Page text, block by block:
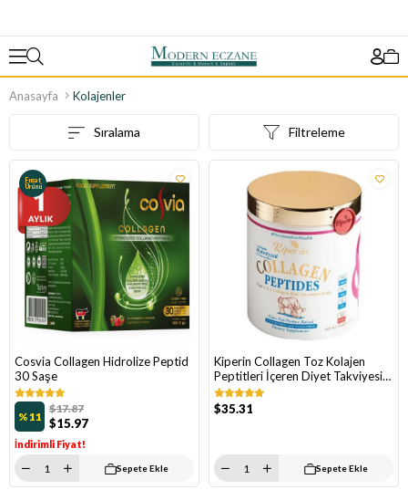
Anasayfa Kolajenler
Filtreleme
Sıralama
Cosvia Collagen Hidrolize Peptid
30 Saşe
%11 $15.97
$17.87
İndirimli Fiyat!
Fırsat
Ürünü
Sepete Ekle
Kiperin Collagen Toz Kolajen
Peptitleri İçeren Diyet Takviyesi
500 gr
$35.31
Sepete Ekle